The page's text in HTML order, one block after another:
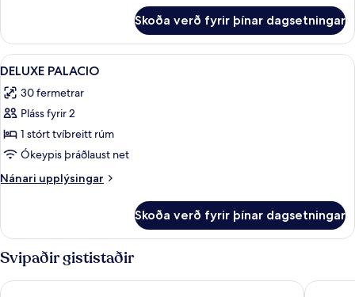
Deluxe
Skoða verð fyrir þínar dagsetningar
Skoða
allar
myndir
fyrir
DELUXE
PALACIO
Rúmföt úr egypskri bómull, rúmföt
2
DELUXE PALACIO
30 fermetrar
Pláss fyrir 2
1 stórt tvíbreitt rúm
Ókeypis þráðlaust net
Nánari upplýsingar
Nánari
PALACIO
Skoða verð fyrir þínar dagsetningar
Svipaðir gististaðir
Catalonia Molina Lario Only